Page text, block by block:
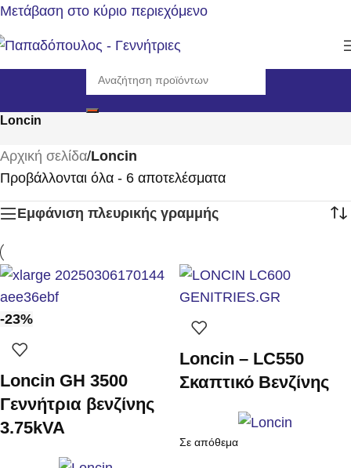
Μετάβαση στο κύριο περιεχόμενο
Loncin
Αρχική σελίδα/Loncin
Προβάλλονται όλα - 6 αποτελέσματα
Εμφάνιση πλευρικής γραμμής
-23%
Loncin GH 3500
Γεννήτρια βενζίνης
3.75kVA
Loncin – LC550
Σκαπτικό Βενζίνης
Σε απόθεμα